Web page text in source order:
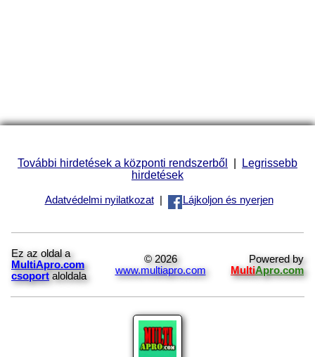
További hirdetések a központi rendszerből | Legrissebb
hirdetések
Adatvédelmi nyilatkozat| Lájkoljon és nyerjen
Ez az oldal a
MultiApro.com
csoport aloldala
© 2026
www.multiapro.com
Powered by
MultiApro.com